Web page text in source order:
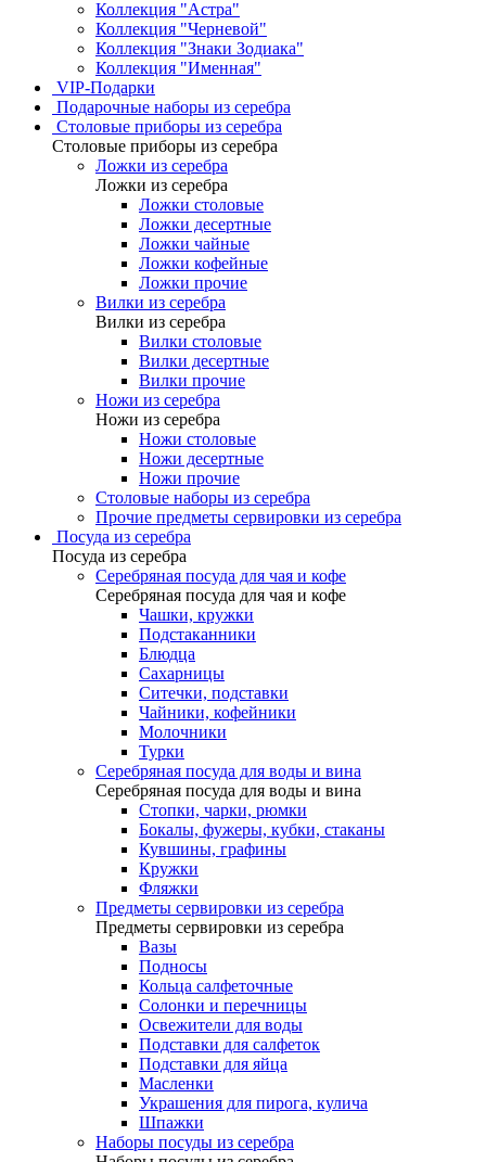
Коллекция "Астра"
Коллекция "Черневой"
Коллекция "Знаки Зодиака"
Коллекция "Именная"
VIP-Подарки
Подарочные наборы из серебра
Столовые приборы из серебра
Столовые приборы из серебра
Ложки из серебра
Ложки из серебра
Ложки столовые
Ложки десертные
Ложки чайные
Ложки кофейные
Ложки прочие
Вилки из серебра
Вилки из серебра
Вилки столовые
Вилки десертные
Вилки прочие
Ножи из серебра
Ножи из серебра
Ножи столовые
Ножи десертные
Ножи прочие
Столовые наборы из серебра
Прочие предметы сервировки из серебра
Посуда из серебра
Посуда из серебра
Серебряная посуда для чая и кофе
Серебряная посуда для чая и кофе
Чашки, кружки
Подстаканники
Блюдца
Сахарницы
Ситечки, подставки
Чайники, кофейники
Молочники
Турки
Серебряная посуда для воды и вина
Серебряная посуда для воды и вина
Стопки, чарки, рюмки
Бокалы, фужеры, кубки, стаканы
Кувшины, графины
Кружки
Фляжки
Предметы сервировки из серебра
Предметы сервировки из серебра
Вазы
Подносы
Кольца салфеточные
Солонки и перечницы
Освежители для воды
Подставки для салфеток
Подставки для яйца
Масленки
Украшения для пирога, кулича
Шпажки
Наборы посуды из серебра